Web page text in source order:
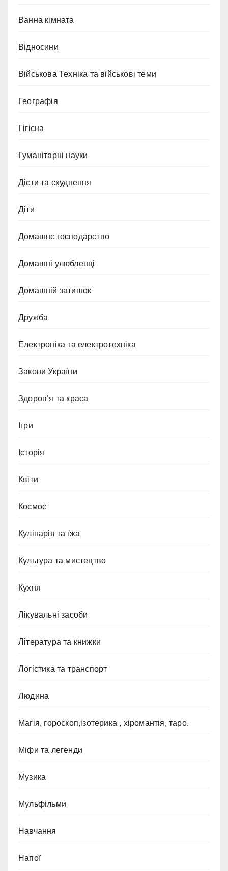
Ванна кімната
Відносини
Військова Техніка та військові теми
Географія
Гігієна
Гуманітарні науки
Дієти та схуднення
Діти
Домашнє господарство
Домашні улюбленці
Домашній затишок
Дружба
Електроніка та електротехніка
Закони України
Здоров’я та краса
Ігри
Історія
Квіти
Космос
Кулінарія та їжа
Культура та мистецтво
Кухня
Лікувальні засоби
Література та книжки
Логістика та транспорт
Людина
Магія, гороскоп,ізотерика , хіромантія, таро.
Міфи та легенди
Музика
Мульфільми
Навчання
Напої